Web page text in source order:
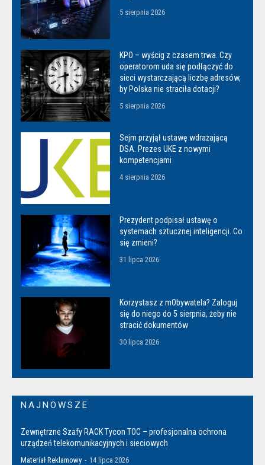
5 sierpnia 2026
KPO – wyścig z czasem trwa. Czy
operatorom uda się podłączyć do
sieci wystarczającą liczbę adresów,
by Polska nie straciła dotacji?
5 sierpnia 2026
Sejm przyjął ustawę wdrażającą
DSA. Prezes UKE z nowymi
kompetencjami
4 sierpnia 2026
Prezydent podpisał ustawę o
systemach sztucznej inteligencji. Co
się zmieni?
31 lipca 2026
Korzystasz z mObywatela? Zaloguj
się do niego do 5 sierpnia, żeby nie
stracić dokumentów
30 lipca 2026
NAJNOWSZE
Zewnętrzne Szafy RACK Tycon TOC – profesjonalna ochrona
urządzeń telekomunikacyjnych i sieciowych
Materiał Reklamowy - 14 lipca 2026